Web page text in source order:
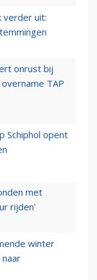
verder uit:
onrust bij
TAP
Schiphol opent
met
rijden'
winter